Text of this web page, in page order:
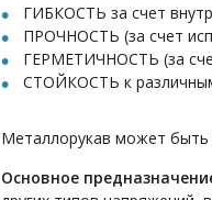
ГИБКОСТЬ за счет
ПРОЧНОСТЬ (за счет
ГЕРМЕТИЧНОСТЬ (за
СТОЙКОСТЬ к различным
Металлорукав может быть
Основное